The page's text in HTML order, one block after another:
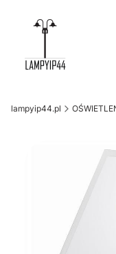
lampyip44.pl